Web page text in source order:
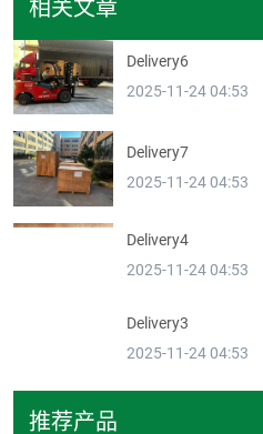
相关文章
Delivery6
2025-11-24 04:53
Delivery7
2025-11-24 04:53
Delivery4
2025-11-24 04:53
Delivery3
2025-11-24 04:53
推荐产品